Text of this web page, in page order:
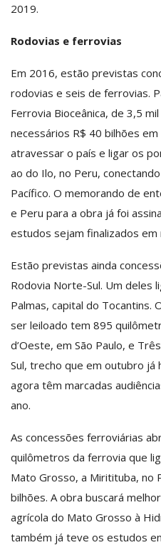
2019.
Rodovias e ferrovias
Em 2016, estão previstas
rodovias e seis de ferrovias.
Ferrovia Bioceânica, de 3,5
necessários R$ 40 bilhões
atravessar o país e ligar os
ao do Ilo, no Peru,
Pacífico. O memorando de
e Peru para a obra já foi
estudos sejam finalizados em
Estão previstas ainda
Rodovia Norte-Sul. Um deles
Palmas, capital do Tocantins.
ser leiloado tem 895
d’Oeste, em São Paulo, e
Sul, trecho que em outubro
agora têm marcadas
ano.
As concessões ferroviárias
quilômetros da ferrovia que
Mato Grosso, a Miritituba, no
bilhões. A obra buscará
agrícola do Mato Grosso à
também já teve os estudos